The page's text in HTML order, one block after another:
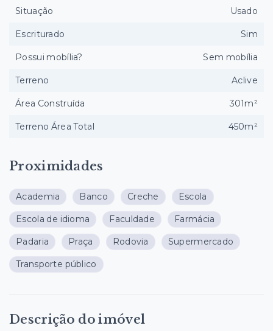
Proximidades
Academia Banco Creche Escola
Escola de idioma Faculdade Farmácia
Padaria Praça Rodovia Supermercado
Transporte público
Descrição do imóvel
Situação Usado
Escriturado Sim
Possui mobília? Sem mobília
Terreno Aclive
Área Construída 301m²
Terreno Área Total 450m²